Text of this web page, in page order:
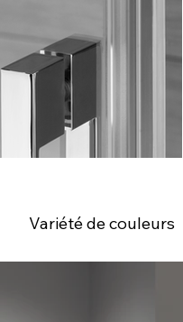
Variété de couleurs